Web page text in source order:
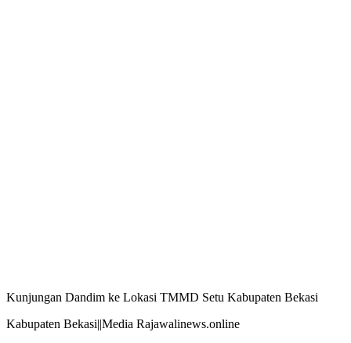
Kunjungan Dandim ke Lokasi TMMD Setu Kabupaten Bekasi
Kabupaten Bekasi||Media Rajawalinews.online